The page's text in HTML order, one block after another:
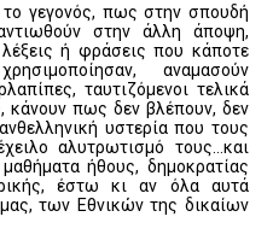
γεγονός, πως στην σπουδή
στην άλλη άποψη,
ή φράσεις που κάποτε
αναμασούν
ταυτιζόμενοι τελικά
κάνουν πως δεν βλέπουν, δεν
υστερία που τους
αλυτρωτισμό τους…και
ήθους, δημοκρατίας
έστω κι αν όλα αυτά
των Εθνικών της δικαίων